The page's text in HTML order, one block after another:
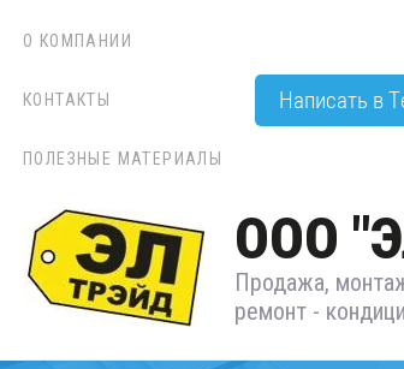
О КОМПАНИИ
КОНТАКТЫ
ПОЛЕЗНЫЕ МАТЕРИАЛЫ
Написать в
ООО
Продажа,
ремонт -